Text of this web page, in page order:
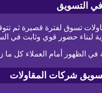
في التسويق
تسوق لفترة قصيرة ثم
لبناء حضور قوي وثابت في
الظهور أمام العملاء كل ما
شركات المقاولات